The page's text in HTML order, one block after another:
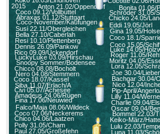
Anton 21.02/Oppendorf
Paul 27.05/Großefehn
Polly 31.05/Cham
Chico 04.06/Laatzen
Coco 07.06/Neckerems
Falco/Maja 08.06/Wildeck
Fina 17.06/Neuwied
Amadeus 24.06/Rügen
Civi 05.07/Achesee
Siba 11.07/Erlach/A
Coco 18.07/Kassel
Nero 04.08/Stemmern
Chicco 08.08/Bocholt
LuckyLuke 03.09/Hirschau
Rico 09.09/Ückendorf
Dennis 26.09/Pankow
Resi 10.10/Plettenberg
Bella 27.10/Caberlah
Susi 22.11/Obergleichen
Coco-November/Kaufungen
Abraxas 01.12/Stuttgart
Coco 09.12/Vollbüttel
2015
Snoopy Sommer/Bodensee
Luna 11.03/
Lulu 22.03/
Keiko-März/
Bommel 22.03/
Oscar 09.04/
Charlie 09.04/
Lilly 11.04/Werne
Pip-April/
Nico 12.04/
Bachgar 30.04/
Joe 30.04/
Lora 12.05/
Moritz 04.05/
Roger 11.05/
Luke 14.05/
Coco 15.05/
Coco 18.1/
Gina 19.05/
Eddi 19.05/Jörl
Chicko 24.05/
Schröder 31.05/
Bonita 01.06/